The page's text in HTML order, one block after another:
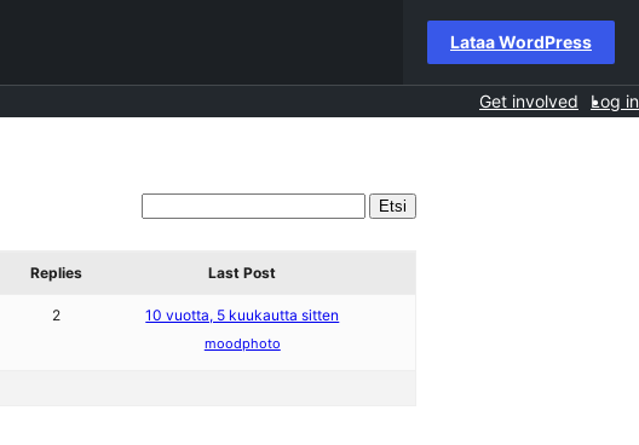
Lataa WordPress
Get involved Log in
Replies Last Post
2 10 vuotta, 5 kuukautta sitten
moodphoto